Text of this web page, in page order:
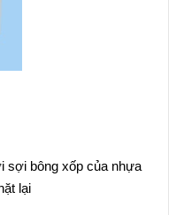
sợi bông xốp của nhựa
lại